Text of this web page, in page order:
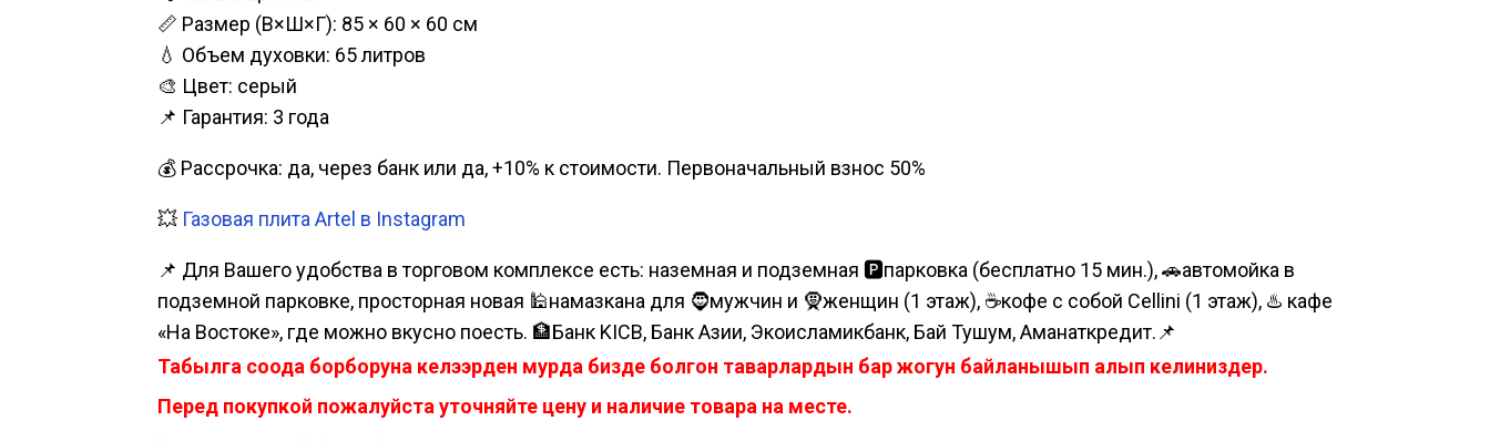
📏 Размер (В×Ш×Г): 85 × 60 × 60 см
💧 Объем духовки: 65 литров
🎨 Цвет: серый
📌 Гарантия: 3 года
💰 Рассрочка: да, через банк или да, +10% к стоимости. Первоначальный взнос 50%
💥 Газовая плита Artel в Instagram
📌 Для Вашего удобства в торговом комплексе есть: наземная и подземная 🅿парковка (бесплатно 15 мин.), 🚗автомойка в
подземной парковке, просторная новая 🕌намазкана для 🧔мужчин и 🧕женщин (1 этаж), ☕кофе с собой Cellini (1 этаж), ♨️ кафе
«На Востоке», где можно вкусно поесть. 🏦Банк KICB, Банк Азии, Экоисламикбанк, Бай Тушум, Аманаткредит.📌
Табылга соода борборуна келээрден мурда бизде болгон таварлардын бар жогун байланышып алып келиниздер.
Перед покупкой пожалуйста уточняйте цену и наличие товара на месте.